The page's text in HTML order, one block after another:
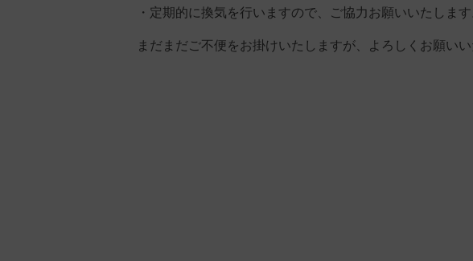
・定期的に換気を行いますので、ご協力お願いいたします
まだまだご不便をお掛けいたしますが、よろしくお願いい